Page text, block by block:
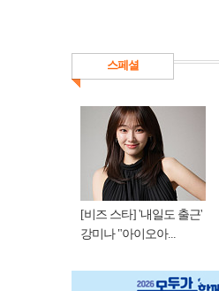
스페셜
[비즈 스타] '내일도 출근'
강미나 "아이오아...